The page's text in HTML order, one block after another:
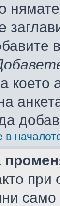
което
в
при
само